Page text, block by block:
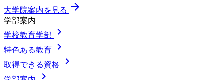
大学院案内を見る arrow_forward
学部案内
学校教育学部
chevron_right
特色ある教育 chevron_right
取得できる資格 chevron_right
chevron_right